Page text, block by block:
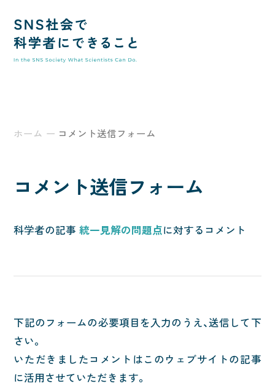
トップ
科学者の記事
質問と回答
ホーム コメント送信フォーム
コメント送信フォーム
科学者の記事統一見解の問題点に対するコメント
下記のフォームの必要項目を入力のうえ、送信して下
さい。
いただきましたコメントはこのウェブサイトの記事
に活用させていただきます。